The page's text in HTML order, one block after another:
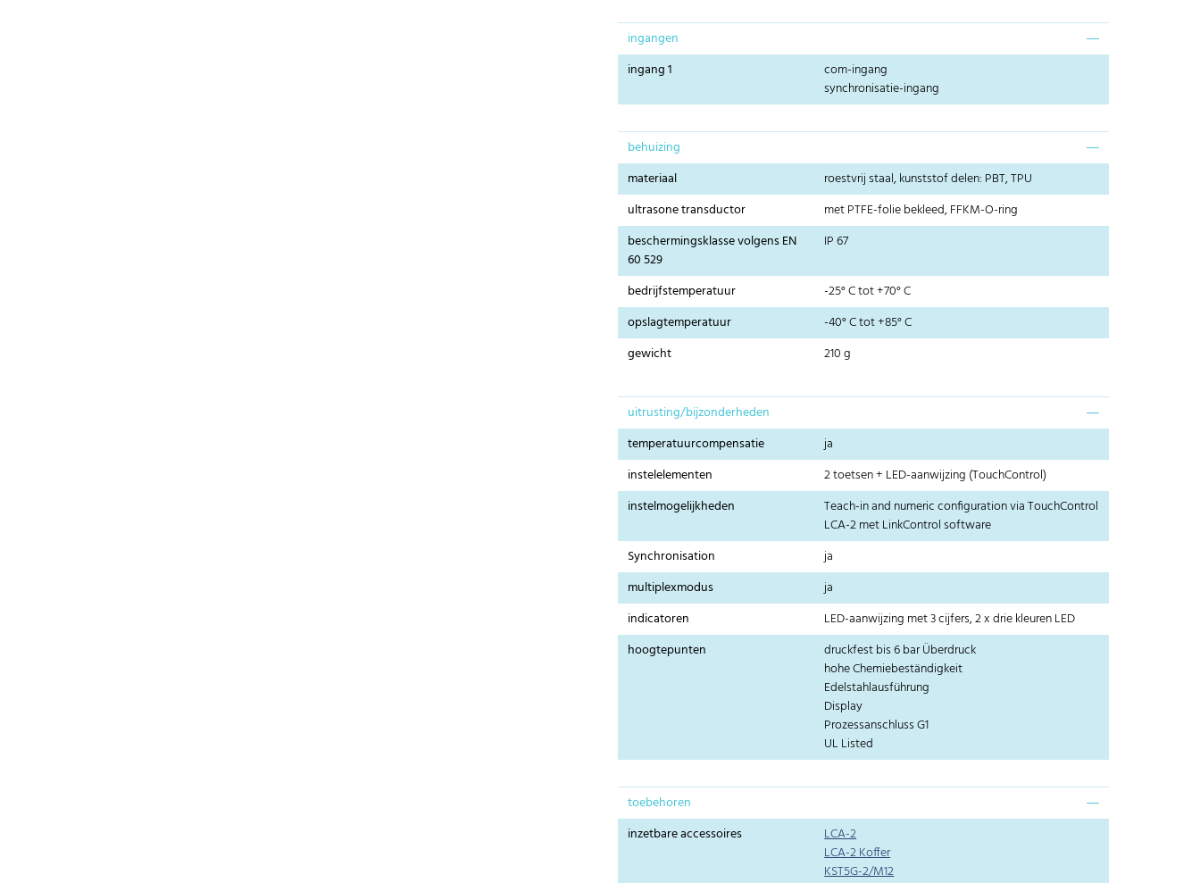
ingangen
ingang 1
com-ingang
synchronisatie-ingang
behuizing
materiaal
roestvrij staal, kunststof delen: PBT, TPU
ultrasone transductor
met PTFE-folie bekleed, FFKM-O-ring
beschermingsklasse volgens EN
60 529
IP 67
bedrijfstemperatuur
-25° C tot +70° C
opslagtemperatuur
-40° C tot +85° C
gewicht
210 g
uitrusting/bijzonderheden
temperatuurcompensatie
ja
instelelementen
2 toetsen + LED-aanwijzing (TouchControl)
instelmogelijkheden
Teach-in and numeric configuration via TouchControl
LCA-2 met LinkControl software
Synchronisation
ja
multiplexmodus
ja
indicatoren
LED-aanwijzing met 3 cijfers, 2 x drie kleuren LED
hoogtepunten
druckfest bis 6 bar Überdruck
hohe Chemiebeständigkeit
Edelstahlausführung
Display
Prozessanschluss G1
UL Listed
toebehoren
inzetbare accessoires
LCA-2
LCA-2 Koffer
KST5G-2/M12